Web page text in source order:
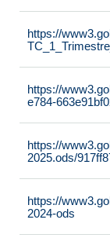
https://
https://
e784-
https://
2025.ods/
https://
2024-ods